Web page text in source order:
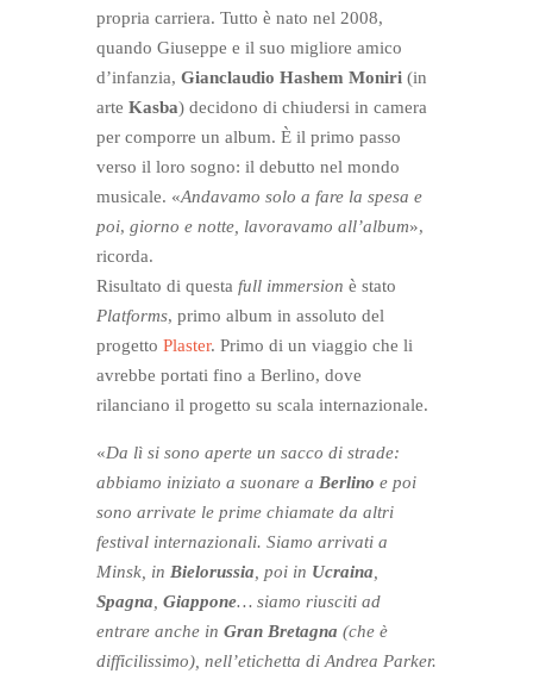
propria carriera. Tutto è nato nel 2008,
quando Giuseppe e il suo migliore amico
d’infanzia, Gianclaudio Hashem Moniri (in
arte Kasba) decidono di chiudersi in camera
per comporre un album. È il primo passo
verso il loro sogno: il debutto nel mondo
musicale. «Andavamo solo a fare la spesa e
poi, giorno e notte, lavoravamo all’album»,
ricorda.
Risultato di questa full immersion è stato
Platforms, primo album in assoluto del
progetto Plaster. Primo di un viaggio che li
avrebbe portati fino a Berlino, dove
rilanciano il progetto su scala internazionale.
«Da lì si sono aperte un sacco di strade:
abbiamo iniziato a suonare a Berlino e poi
sono arrivate le prime chiamate da altri
festival internazionali. Siamo arrivati a
Minsk, in Bielorussia , poi in Ucraina
Spagna Giappone… siamo riusciti ad
entrare anche in Gran Bretagna (che è
difficilissimo), nell’etichetta di Andrea Parker.